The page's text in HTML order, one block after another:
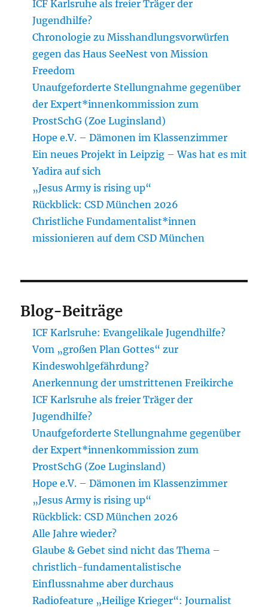
ICF Karlsruhe als freier Träger der
Jugendhilfe?
Chronologie zu Misshandlungsvorwürfen
gegen das Haus SeeNest von Mission
Freedom
Unaufgeforderte Stellungnahme gegenüber
der Expert*innenkommission zum
ProstSchG (Zoe Luginsland)
Hope e.V. – Dämonen im Klassenzimmer
Ein neues Projekt in Leipzig – Was hat es mit
Yadira auf sich
„Jesus Army is rising up“
Rückblick: CSD München 2026
Christliche Fundamentalist*innen
missionieren auf dem CSD München
Blog-Beiträge
ICF Karlsruhe: Evangelikale Jugendhilfe?
Vom „großen Plan Gottes“ zur
Kindeswohlgefährdung?
Anerkennung der umstrittenen Freikirche
ICF Karlsruhe als freier Träger der
Jugendhilfe?
Unaufgeforderte Stellungnahme gegenüber
der Expert*innenkommission zum
ProstSchG (Zoe Luginsland)
Hope e.V. – Dämonen im Klassenzimmer
„Jesus Army is rising up“
Rückblick: CSD München 2026
Alle Jahre wieder?
Glaube & Gebet sind nicht das Thema –
christlich-fundamentalistische
Einflussnahme aber durchaus
Radiofeature „Heilige Krieger“: Journalist